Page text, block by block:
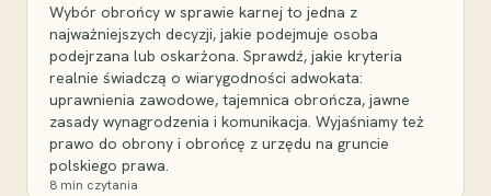
Wybór obrońcy w sprawie karnej to jedna z
najważniejszych decyzji, jakie podejmuje osoba
podejrzana lub oskarżona. Sprawdź, jakie kryteria
realnie świadczą o wiarygodności adwokata:
uprawnienia zawodowe, tajemnica obrończa, jawne
zasady wynagrodzenia i komunikacja. Wyjaśniamy też
prawo do obrony i obrońcę z urzędu na gruncie
polskiego prawa.
8 min czytania